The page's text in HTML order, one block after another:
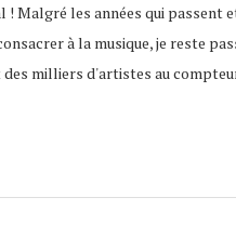
! Malgré les années qui passent
à la musique, je reste
des milliers d'artistes au